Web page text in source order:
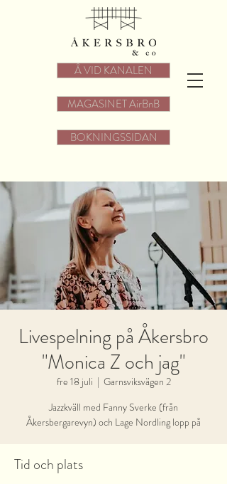
Å VID KANALEN
MAGASINET AirBnB
BOKNINGSSIDAN
Livespelning på Åkersbro
"Monica Z och jag"
fre 18 juli
  |
Garnsviksvägen 2
Jazzkväll med Fanny Sverke (från
Åkersbergarevyn) och Lage Nordling lopp på
Tid och plats